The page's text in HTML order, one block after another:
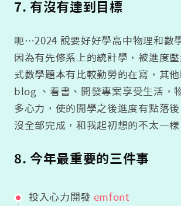
7. 有沒有達到目標
呃…2024 說要好好學高中物理和數
因為有先修系上的統計學，被進度
式數學題本有比較勤勞的在寫，其
blog 、看書、開發專案享受生活，
多心力，使的開學之後進度有點落
沒全部完成，和我起初想的不太一樣
8. 今年最重要的三件事
投入心力開發 emfont